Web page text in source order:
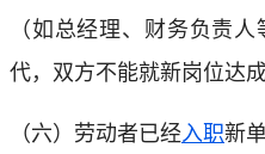
（如总经理、财务负责
代，双方不能就新岗位达
（六）劳动者已经入职新